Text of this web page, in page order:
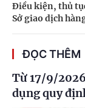
Điều kiện, thủ
Sở giao dịch
ĐỌC THÊM
Từ 17/9/
dụng quy